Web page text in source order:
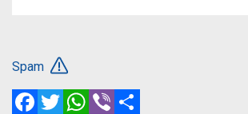
Spam
FacebookTwitterWhatsApp
Viber